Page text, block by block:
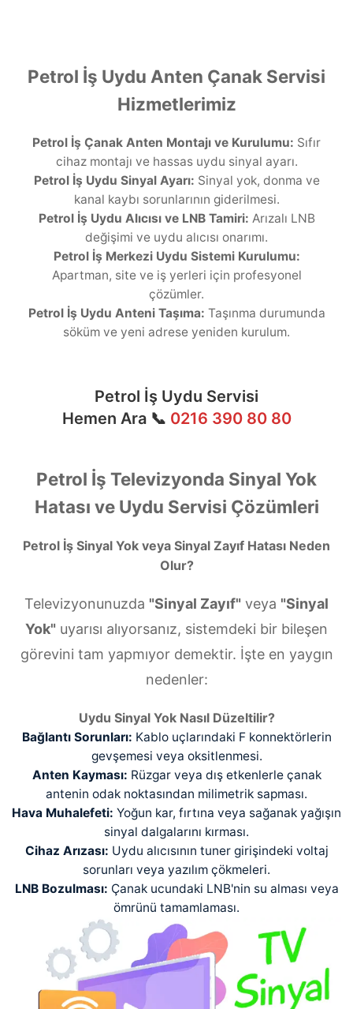
Petrol İş Uydu Anten Çanak Servisi
Hizmetlerimiz
Petrol İş Çanak Anten Montajı ve Kurulumu: Sıfır
cihaz montajı ve hassas uydu sinyal ayarı.
Petrol İş Uydu Sinyal Ayarı: Sinyal yok, donma ve
kanal kaybı sorunlarının giderilmesi.
Petrol İş Uydu Alıcısı ve LNB Tamiri: Arızalı LNB
değişimi ve uydu alıcısı onarımı.
Petrol İş Merkezi Uydu Sistemi Kurulumu:
Apartman, site ve iş yerleri için profesyonel
çözümler.
Petrol İş Uydu Anteni Taşıma: Taşınma durumunda
söküm ve yeni adrese yeniden kurulum.
Petrol İş Uydu Servisi
Hemen Ara 📞 0216 390 80 80
Petrol İş Televizyonda Sinyal Yok
Hatası ve Uydu Servisi Çözümleri
Petrol İş Sinyal Yok veya Sinyal Zayıf Hatası Neden
Olur?
Televizyonunuzda "Sinyal Zayıf" veya "Sinyal
Yok" uyarısı alıyorsanız, sistemdeki bir bileşen
görevini tam yapmıyor demektir. İşte en yaygın
nedenler:
Uydu Sinyal Yok Nasıl Düzeltilir?
Bağlantı Sorunları: Kablo uçlarındaki F konnektörlerin
gevşemesi veya oksitlenmesi.
Anten Kayması: Rüzgar veya dış etkenlerle çanak
antenin odak noktasından milimetrik sapması.
Hava Muhalefeti: Yoğun kar, fırtına veya sağanak yağışın
sinyal dalgalarını kırması.
Cihaz Arızası: Uydu alıcısının tuner girişindeki voltaj
sorunları veya yazılım çökmeleri.
LNB Bozulması: Çanak ucundaki LNB'nin su alması veya
ömrünü tamamlaması.